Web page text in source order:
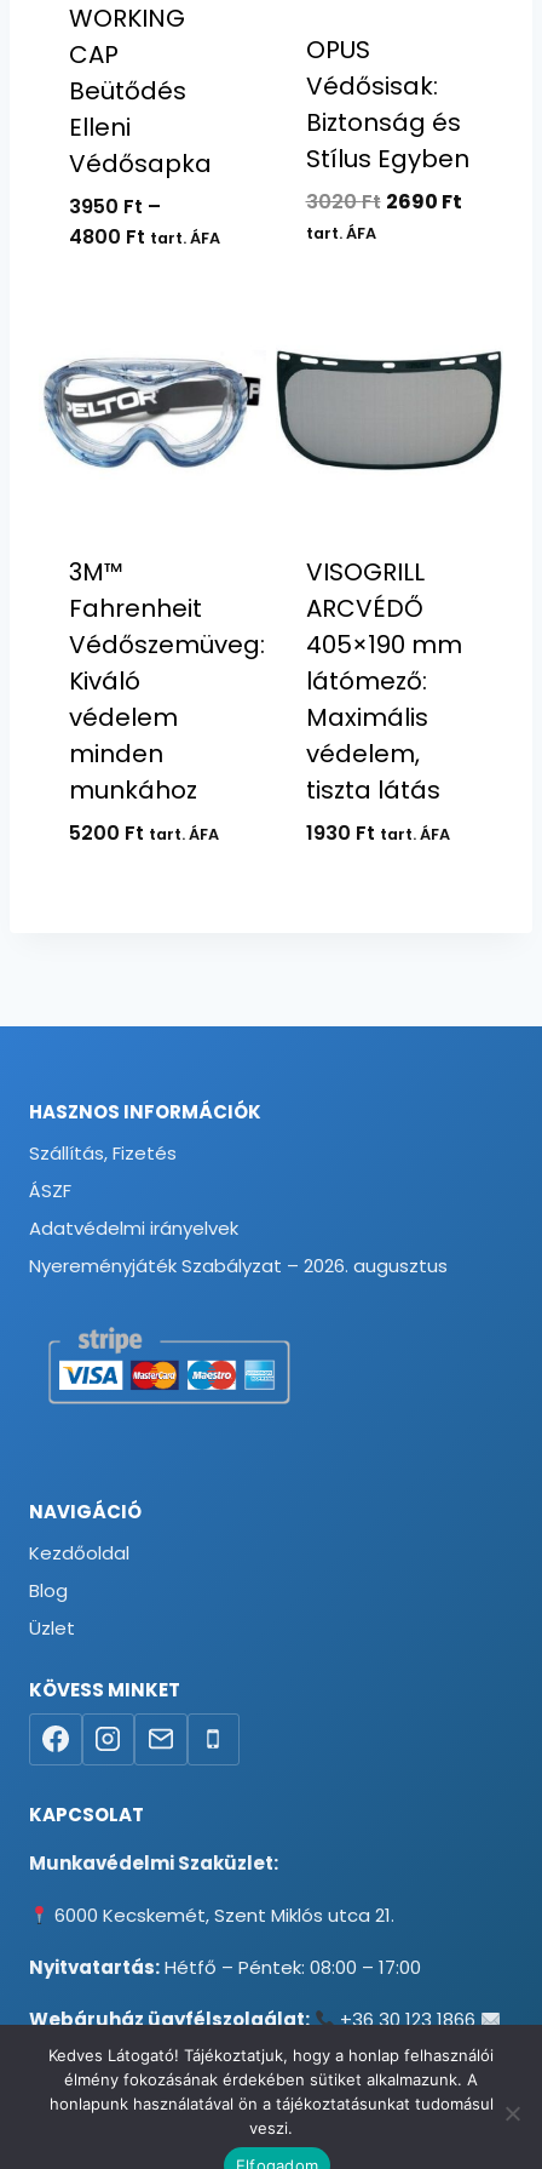
WORKING
CAP
Beütődés
Elleni
Védősapka
3950 Ft –
4800 FtÁrtartomány:
tart. ÁFA
OPUS
Védősisak:
Biztonság és
Stílus Egyben
3020Ft Original
2690 FtCurrent
tart. ÁFA
3M™
Fahrenheit
Védőszemüveg:
Kiváló
védelem
minden
munkához
5200 Ft tart. ÁFA
VISOGRILL
ARCVÉDŐ
405×190 mm
látómező:
Maximális
védelem,
tiszta látás
1930 Ft tart. ÁFA
HASZNOS INFORMÁCIÓK
Szállítás, Fizetés
ÁSZF
Adatvédelmi irányelvek
Nyereményjáték Szabályzat – 2026. augusztus
NAVIGÁCIÓ
Kezdőoldal
Blog
Üzlet
KÖVESS MINKET
KAPCSOLAT
Munkavédelmi Szaküzlet:
6000 Kecskemét, Szent Miklós utca 21.
Nyitvatartás:Hétfő – Péntek: 08:00 – 17:00
Webáruház ügyfélszolgálat:
+36 30 123 1866
info@testpancel.hu
© 2026 Munkavédelmi és Ruházati Webáruház - Minden jog
Kedves Látogató! Tájékoztatjuk, hogy a honlap felhasználói
élmény fokozásának érdekében sütiket alkalmazunk. A
honlapunk használatával ön a tájékoztatásunkat tudomásul
veszi.
Elfogadom